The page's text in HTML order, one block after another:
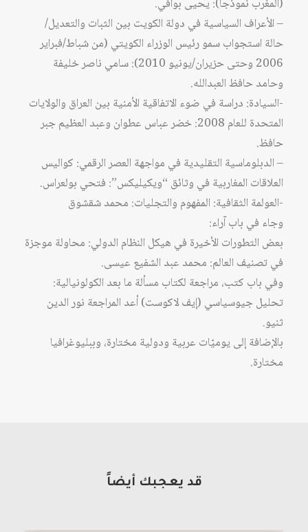
(المغرب نموذجاً): يحيى بوافي.
– الأعراف السياسية في دولة الكويت بين الثبات والتعديل/
حالة استجواب سمو رئيس الوزراء الكويتي (من شباط/فبراير
2006 وحتى حزيران/يونيو 2010): سامي ناصر خليفة
وحامد حافظ العبدالله.
-السيادة: دراسة في ضوء الاتفاقية الأمنية بين العراق والولايات
المتحدة للعام 2008: خضر عباس عطوان وعبد العظيم جبر
حافظ.
– الدبلوماسية التقليدية في مواجهة العصر الرقمي: كواليس
العلاقات المغاربية في وثائق “ويكيليكس”: فتحي بولعراس.
-العولمة الثقافية: المفهوم والتجليات: محمد شقشوق
وجاء في باب آراء:
بعض التطورات الأخيرة في هيكل النظام الدولي: محاولة موجزة
في تصنيف العالم: محمد عبد الشفيع عيسى.
وفي باب كتب، مراجعة لكتاب مسألة ما بعد الكولونيالية:
تحليل جيوسياسي (إيف لاكوست) أعد المراجعة نور الدين
ثنيو.
بالإضافة إلى يوميّات عربية ودولية مختارة، وببليوغرافيا
مختارة.
قد يعجبك أيضاً